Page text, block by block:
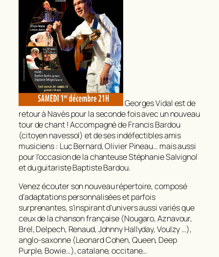
Georges Vidal est de
retour à Navès pour la seconde fois avec un nouveau
tour de chant ! Accompagné de Francis Bardou
(citoyen navessol) et de ses indéfectibles amis
musiciens : Luc Bernard, Olivier Pineau… mais aussi
pour l’occasion de la chanteuse Stéphanie Salvignol
et du guitariste Baptiste Bardou.
Venez écouter son nouveau répertoire, composé
d’adaptations personnalisées et parfois
surprenantes, s’inspirant d’univers aussi variés que
ceux de la chanson française (Nougaro, Aznavour,
Brel, Delpech, Renaud, Johnny Hallyday, Voulzy …),
anglo-saxonne (Leonard Cohen, Queen, Deep
Purple, Bowie…), catalane, occitane…